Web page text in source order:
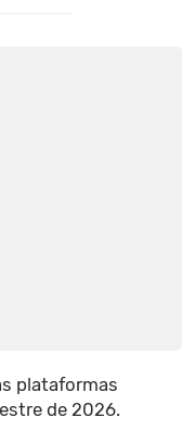
plataformas
de 2026.